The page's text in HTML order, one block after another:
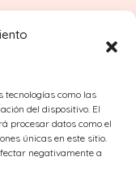
tecnologías como las
del dispositivo. El
procesar datos como el
únicas en este sitio.
negativamente a